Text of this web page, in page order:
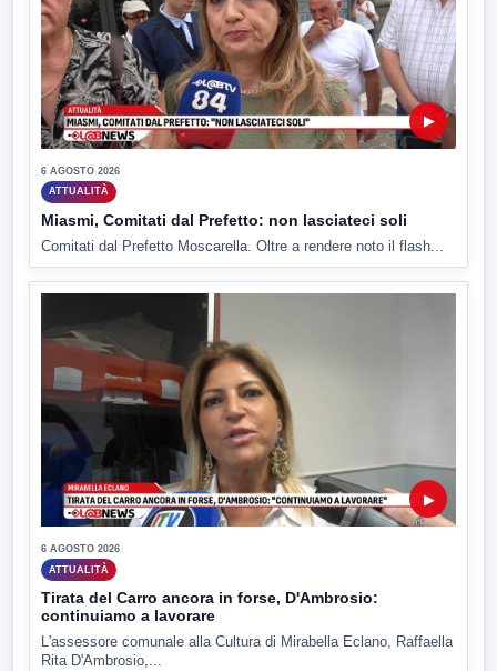
▶
6 AGOSTO 2026
ATTUALITÀ
Miasmi, Comitati dal Prefetto: non lasciateci soli
Comitati dal Prefetto Moscarella. Oltre a rendere noto il flash...
▶
6 AGOSTO 2026
ATTUALITÀ
Tirata del Carro ancora in forse, D'Ambrosio:
continuiamo a lavorare
L'assessore comunale alla Cultura di Mirabella Eclano, Raffaella
Rita D'Ambrosio,...